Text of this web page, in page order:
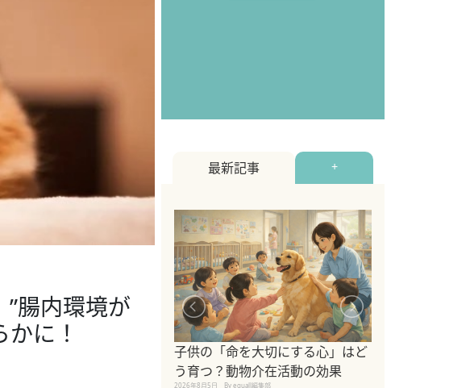
腸内環境が
に！
最新記事 +
子供の「命を大切にする心」はど
う育つ？動物介在活動の効果
2026年8月5日 By equall編集部